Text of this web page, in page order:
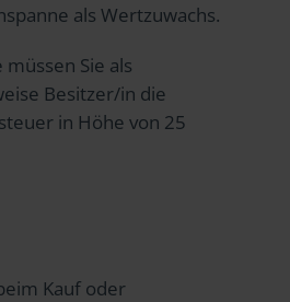
als Wertzuwachs.
Sie als
Besitzer/in die
in Höhe von 25
Kauf oder